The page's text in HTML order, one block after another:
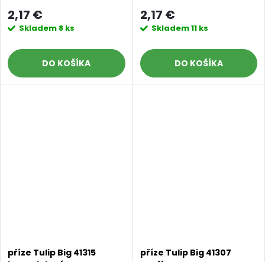
2,17 €
Skladem 8 ks
DO KOŠÍKA
2,17 €
Skladem11 ks
DO KOŠÍKA
příze Tulip Big 41315
příze Tulip Big 41307